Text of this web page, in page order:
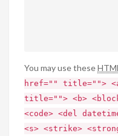
You may use theseHTML
href="" title="">
title=""> <b>
<code> <del
<s> <strike>